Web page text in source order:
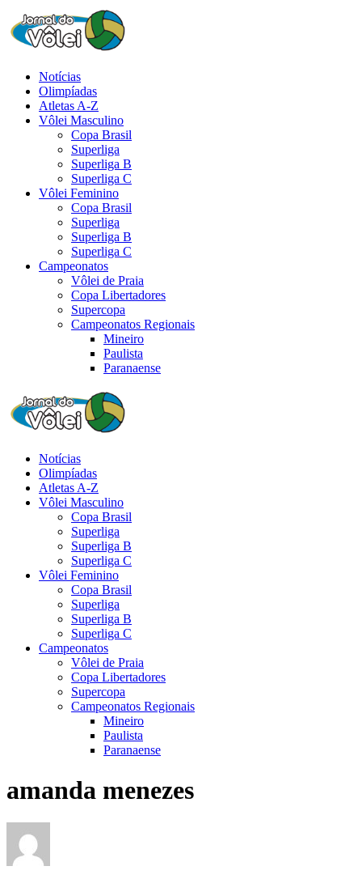
Notícias
Olimpíadas
Atletas A-Z
Vôlei Masculino
Copa Brasil
Superliga
Superliga B
Superliga C
Vôlei Feminino
Copa Brasil
Superliga
Superliga B
Superliga C
Campeonatos
Vôlei de Praia
Copa Libertadores
Supercopa
Campeonatos Regionais
Mineiro
Paulista
Paranaense
Notícias
Olimpíadas
Atletas A-Z
Vôlei Masculino
Copa Brasil
Superliga
Superliga B
Superliga C
Vôlei Feminino
Copa Brasil
Superliga
Superliga B
Superliga C
Campeonatos
Vôlei de Praia
Copa Libertadores
Supercopa
Campeonatos Regionais
Mineiro
Paulista
Paranaense
amanda menezes